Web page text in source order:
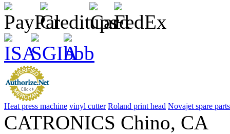
Heat press machine vinyl cutter Roland print head Novajet spare parts
CATRONICS Chino, CA